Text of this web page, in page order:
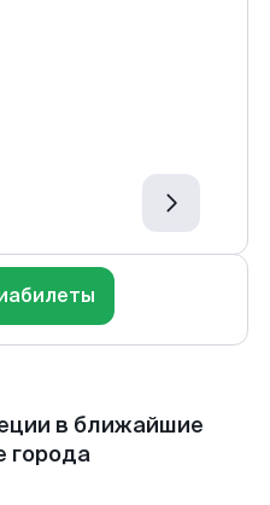
в ближайшие
города